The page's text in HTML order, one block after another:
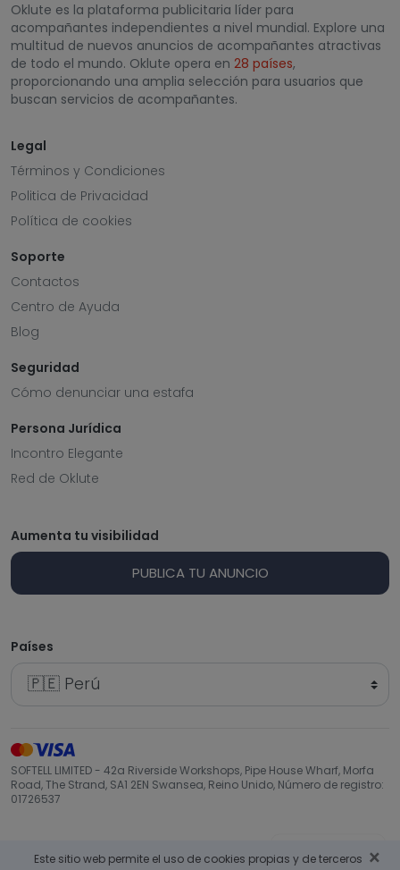
Oklute es la plataforma publicitaria líder para
acompañantes independientes a nivel mundial. Explore una
multitud de nuevos anuncios de acompañantes atractivas
de todo el mundo. Oklute opera en 28 países,
proporcionando una amplia selección para usuarios que
buscan servicios de acompañantes.
Legal
Términos y Condiciones
Politica de Privacidad
Política de cookies
Soporte
Contactos
Centro de Ayuda
Blog
Seguridad
Cómo denunciar una estafa
Persona Jurídica
Incontro Elegante
Red de Oklute
Aumenta tu visibilidad
PUBLICA TU ANUNCIO
Países
SOFTELL LIMITED - 42a Riverside Workshops, Pipe House Wharf, Morfa
Road, The Strand, SA1 2EN Swansea, Reino Unido, Número de registro:
01726537
×
Este sitio web permite el uso de cookies propias y de terceros